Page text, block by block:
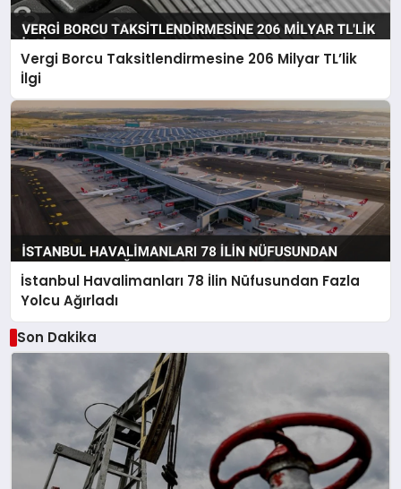
Vergi Borcu Taksitlendirmesine 206 Milyar TL’lik
İlgi
İstanbul Havalimanları 78 İlin Nüfusundan Fazla
Yolcu Ağırladı
Son Dakika